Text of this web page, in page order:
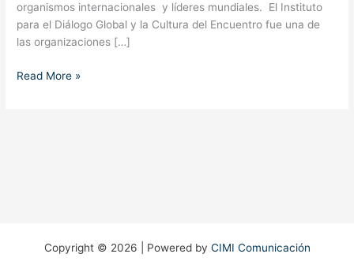
organismos internacionales y líderes mundiales. El Instituto
para el Diálogo Global y la Cultura del Encuentro fue una de
las organizaciones […]
Read More »
Copyright © 2026 | Powered by CIMI Comunicación